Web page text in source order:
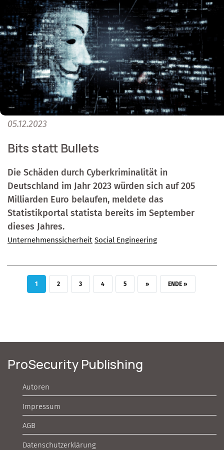
05.12.2023
Bits statt Bullets
Die Schäden durch Cyberkriminalität in
Deutschland im Jahr 2023 würden sich auf 205
Milliarden Euro belaufen, meldete das
Statistikportal statista bereits im September
dieses Jahres.
Unternehmenssicherheit Social Engineering
AKTUELLE SEITE
1 SEITE
2 SEITE
3 SEITE
4 SEITE
5 NÄCHSTE SEITE
›› LETZTE SEITE
ENDE »
ProSecurity Publishing
Autoren
Impressum
AGB
Datenschutzerklärung